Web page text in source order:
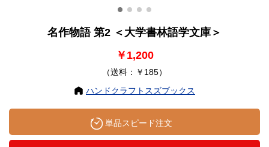
名作物語 第2 ＜大学書林語学文庫＞
￥1,200
（送料：￥185）
ハンドクラフトスズブックス
単品スピード注文